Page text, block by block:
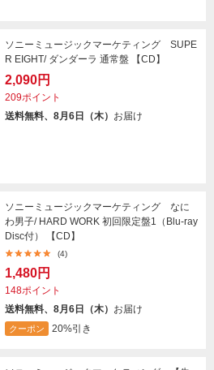
ソニーミュージックマーケティング SUPE
R EIGHT/ ダンダーラ 通常盤 【CD】
2,090円
209ポイント
送料無料、8月6日（木） お届け
ソニーミュージックマーケティング なに
わ男子/ HARD WORK 初回限定盤1（Blu-ray
Disc付） 【CD】
(4)
1,480円
148ポイント
送料無料、8月6日（木） お届け
クーポン 20%引き